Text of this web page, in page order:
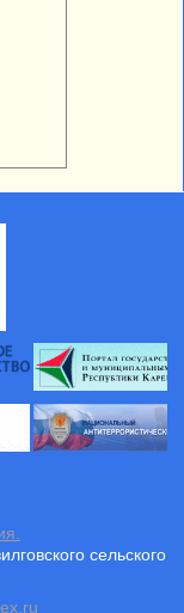
сельского